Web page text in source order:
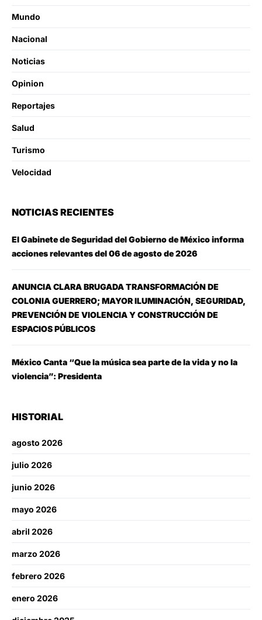
Mundo
Nacional
Noticias
Opinion
Reportajes
Salud
Turismo
Velocidad
NOTICIAS RECIENTES
El Gabinete de Seguridad del Gobierno de México informa
acciones relevantes del 06 de agosto de 2026
ANUNCIA CLARA BRUGADA TRANSFORMACIÓN DE
COLONIA GUERRERO; MAYOR ILUMINACIÓN, SEGURIDAD,
PREVENCIÓN DE VIOLENCIA Y CONSTRUCCIÓN DE
ESPACIOS PÚBLICOS
México Canta “Que la música sea parte de la vida y no la
violencia”: Presidenta
HISTORIAL
agosto 2026
julio 2026
junio 2026
mayo 2026
abril 2026
marzo 2026
febrero 2026
enero 2026